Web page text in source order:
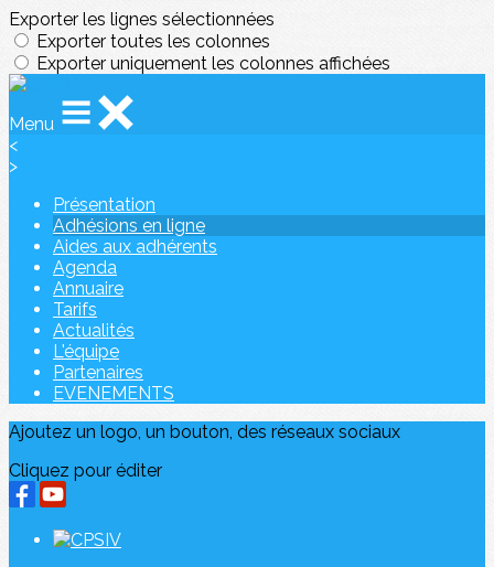
Exporter les lignes sélectionnées
Exporter toutes les colonnes
Exporter uniquement les colonnes affichées
Menu
<
>
Présentation
Adhésions en ligne
Aides aux adhérents
Agenda
Annuaire
Tarifs
Actualités
L'équipe
Partenaires
EVENEMENTS
Ajoutez un logo, un bouton, des réseaux sociaux
Cliquez pour éditer